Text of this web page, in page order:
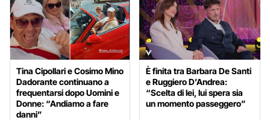
Tina Cipollari e Cosimo Mino
Dadorante continuano a
frequentarsi dopo Uomini e
Donne: “Andiamo a fare
danni”
È finita tra Barbara De Santi
e Ruggiero D’Andrea:
“Scelta di lei, lui spera sia
un momento passeggero”